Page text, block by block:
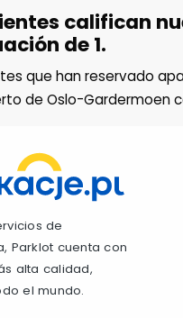
califican
de 1.
que han reservado
de Oslo-Gardermoen
de
Parklot cuenta con
alta calidad,
el mundo.